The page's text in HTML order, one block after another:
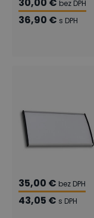
bez DPH
36,90 € s DPH
35,00 € bez DPH
43,05 € s DPH